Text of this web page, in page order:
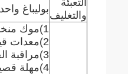
التعبئة
والتغليف
بوليباغ
1) موك منخفضة (1 قطعة عينات
2) معدات
3) مراقبة الجودة: 100٪
4) مهلة قصيرة (3-30 يوم عمل حسب